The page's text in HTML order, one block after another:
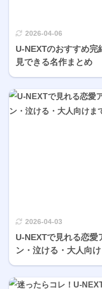
2026-04-06
U-NEXTのおすすめ完
見できる名作まとめ
2026-04-03
U-NEXTで見れる恋愛
ン・泣ける・大人向